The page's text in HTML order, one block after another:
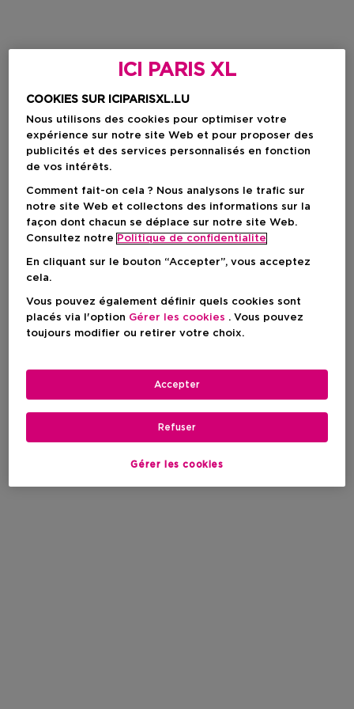
ICI PARIS XL
COOKIES SUR ICIPARISXL.LU
Nous utilisons des cookies pour optimiser votre
expérience sur notre site Web et pour proposer des
publicités et des services personnalisés en fonction
de vos intérêts.
Comment fait-on cela ? Nous analysons le trafic sur
notre site Web et collectons des informations sur la
façon dont chacun se déplace sur notre site Web.
Consultez notre Politique de confidentialite
En cliquant sur le bouton “Accepter”, vous acceptez
cela.
Vous pouvez également définir quels cookies sont
placés via l'option Gérer les cookies . Vous pouvez
toujours modifier ou retirer votre choix.
Gérer les cookies
Refuser
Accepter